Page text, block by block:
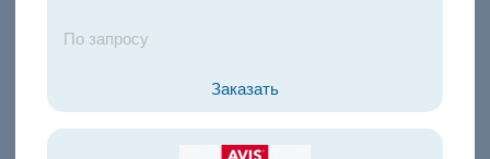
По запросу
Заказать